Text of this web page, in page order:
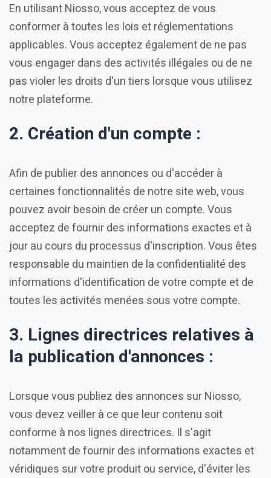
En utilisant Niosso, vous acceptez de vous
conformer à toutes les lois et réglementations
applicables. Vous acceptez également de ne pas
vous engager dans des activités illégales ou de ne
pas violer les droits d'un tiers lorsque vous utilisez
notre plateforme.
2. Création d'un compte :
Afin de publier des annonces ou d'accéder à
certaines fonctionnalités de notre site web, vous
pouvez avoir besoin de créer un compte. Vous
acceptez de fournir des informations exactes et à
jour au cours du processus d'inscription. Vous êtes
responsable du maintien de la confidentialité des
informations d'identification de votre compte et de
toutes les activités menées sous votre compte.
3. Lignes directrices relatives à
la publication d'annonces :
Lorsque vous publiez des annonces sur Niosso,
vous devez veiller à ce que leur contenu soit
conforme à nos lignes directrices. Il s'agit
notamment de fournir des informations exactes et
véridiques sur votre produit ou service, d'éviter les